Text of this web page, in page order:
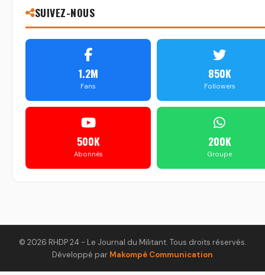
SUIVEZ-NOUS
1.2M
Fans
850K
Followers
500K
Abonnés
200K
Groupe
© 2026 RHDP 24 - Le Journal du Militant. Tous droits réservés.
Développé par Makompé Communication